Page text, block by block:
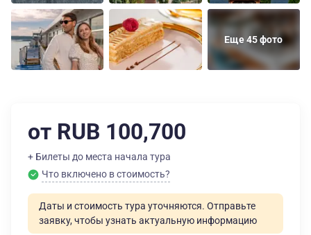
Еще 45 фото
от RUB 100,700
+ Билеты до места начала тура
Что включено в стоимость?
Даты и стоимость тура уточняются. Отправьте
заявку, чтобы узнать актуальную информацию